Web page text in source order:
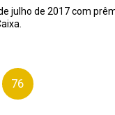
julho de 2017 com
76